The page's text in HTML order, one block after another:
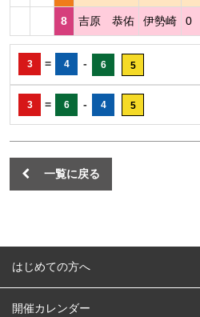
8 吉原 恭佑 伊勢崎 0
3 = 4 - 6 5
3 = 6 - 4 5
一覧に戻る
はじめての方へ
はじめての方へ
開催カレンダー